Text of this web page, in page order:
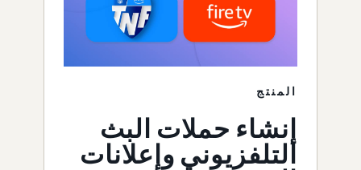
المنتج
إنشاء حملات البث
التلفزيوني وإعلانات